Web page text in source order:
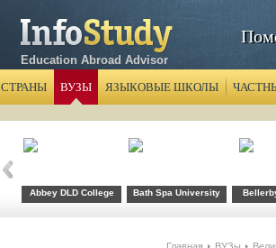
Education Abroad Advisor
СТРАНЫ ВУЗЫ ЯЗЫКОВЫЕ ШКОЛЫ
Abbey DLD College Bath Spa University